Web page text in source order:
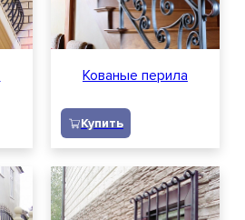
Кованые перила
Купить